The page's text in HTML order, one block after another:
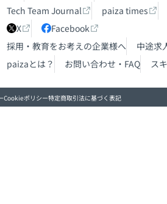
Tech Team Journal
paiza times
X
Facebook
採用・教育をお考えの企業様へ
中途求
paizaとは？ お問い合わせ・FAQ ス
Cookieポリシー特定商取引法に基づく表記